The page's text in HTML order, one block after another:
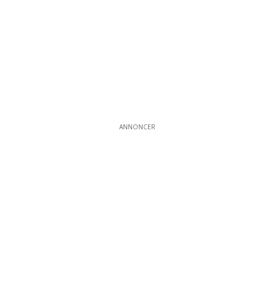
ANNONCER